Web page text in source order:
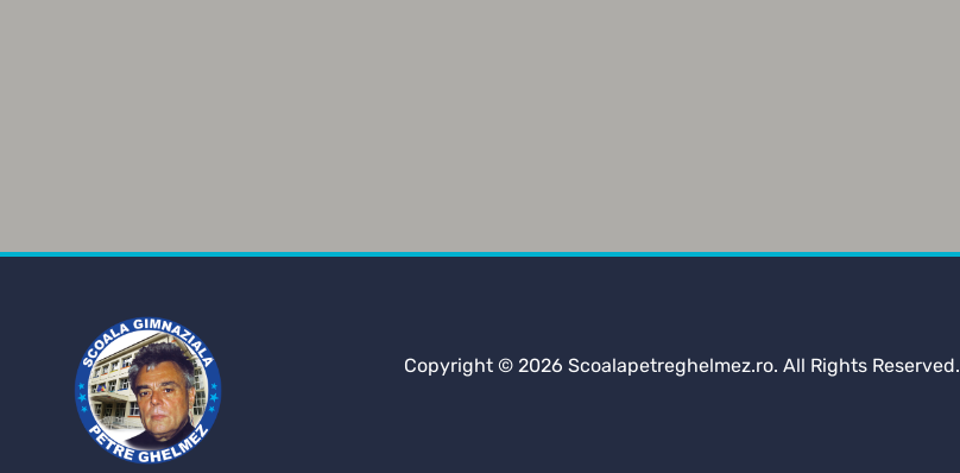
Copyright © 2026 Scoalapetreghelmez.ro. All Rights Reserved.